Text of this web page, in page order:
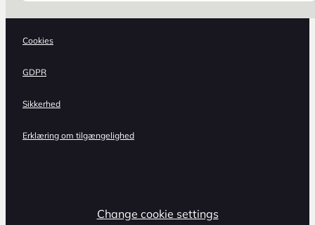
Cookies
GDPR
Sikkerhed
Erklæring om tilgængelighed
Change cookie settings